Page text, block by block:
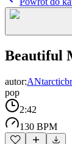
Beautiful
autor:
pop
2:42
130 BPM